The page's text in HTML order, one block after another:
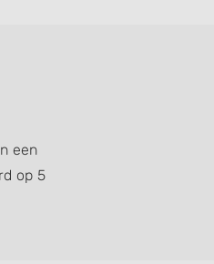
een
op 5